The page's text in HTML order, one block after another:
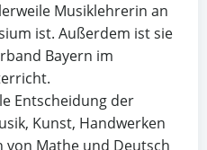
Musiklehrerin an
ist. Außerdem ist sie
Bayern im
Entscheidung der
Kunst, Handwerken
von Mathe und Deutsch